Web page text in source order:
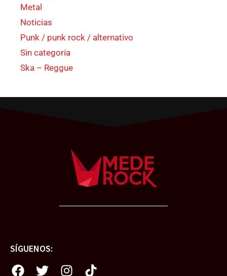
Metal
Noticias
Punk / punk rock / alternativo
Sin categoría
Ska – Reggue
SÍGUENOS: